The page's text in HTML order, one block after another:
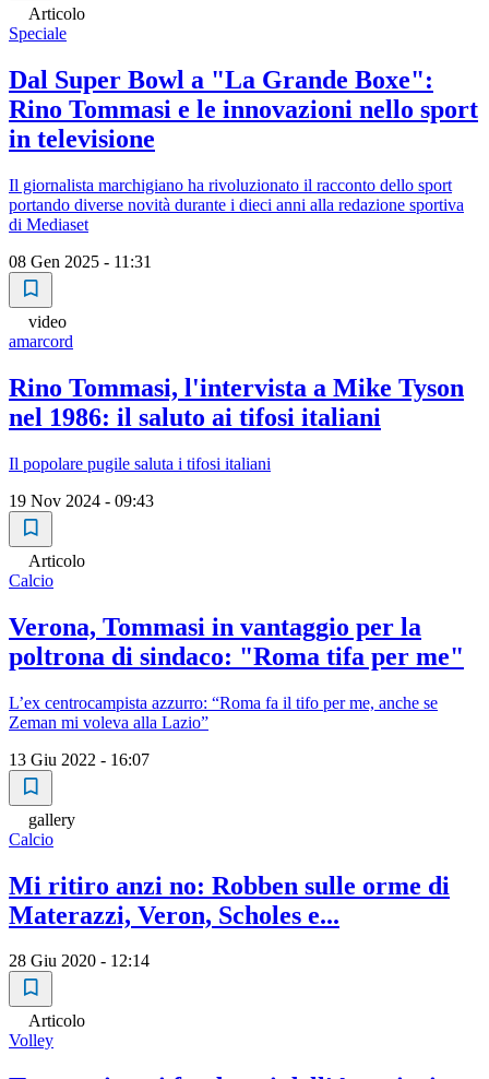
Articolo
Speciale
Dal Super Bowl a "La Grande Boxe":
Rino Tommasi e le innovazioni nello sport
in televisione
Il giornalista marchigiano ha rivoluzionato il racconto dello sport
portando diverse novità durante i dieci anni alla redazione sportiva
di Mediaset
08 Gen 2025 - 11:31
video
amarcord
Rino Tommasi, l'intervista a Mike Tyson
nel 1986: il saluto ai tifosi italiani
Il popolare pugile saluta i tifosi italiani
19 Nov 2024 - 09:43
Articolo
Calcio
Verona, Tommasi in vantaggio per la
poltrona di sindaco: "Roma tifa per me"
L’ex centrocampista azzurro: “Roma fa il tifo per me, anche se
Zeman mi voleva alla Lazio”
13 Giu 2022 - 16:07
gallery
Calcio
Mi ritiro anzi no: Robben sulle orme di
Materazzi, Veron, Scholes e...
28 Giu 2020 - 12:14
Articolo
Volley